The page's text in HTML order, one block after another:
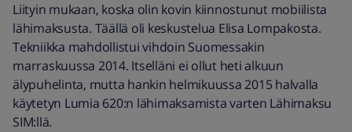
Liityin mukaan, koska olin kovin kiinnostunut mobiilista
lähimaksusta. Täällä oli keskustelua Elisa Lompakosta.
Tekniikka mahdollistui vihdoin Suomessakin
marraskuussa 2014. Itselläni ei ollut heti alkuun
älypuhelinta, mutta hankin helmikuussa 2015 halvalla
käytetyn Lumia 620:n lähimaksamista varten Lähimaksu
SIM:llä.